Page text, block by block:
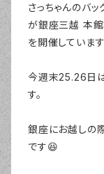
さっちゃんのバ
が銀座三越 本館
を開催していま
今週末25.26日
す。
銀座にお越しの
です😆